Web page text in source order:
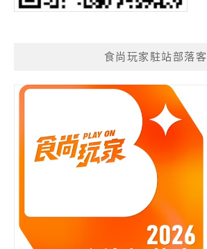
食尚玩家駐站部落客